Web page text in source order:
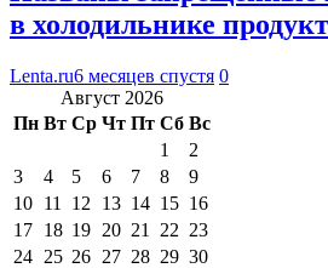
в холодильнике
Lenta.ru6 месяцев спустя 0
Август 2026
Пн Вт Ср Чт Пт Сб Вс
1
2
3
4 5 6 7 8
9
10 11 12 13 14 15 16
17 18 19 20 21 22 23
24 25 26 27 28 29 30